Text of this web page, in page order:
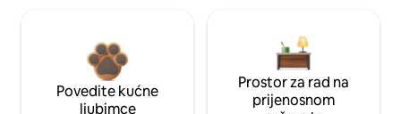
Povedite kućne
ljubimce
Prostor za rad na
prijenosnom